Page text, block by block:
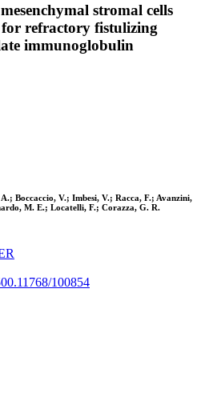
stromal cells
refractory fistulizing
immunoglobulin
Boccaccio, V.; Imbesi, V.; Racca, F.; Avanzini,
M. E.; Locatelli, F.; Corazza, G. R.
100854